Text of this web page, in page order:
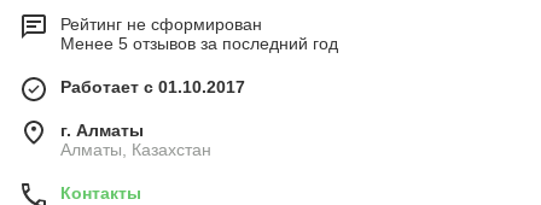
Рейтинг не сформирован
Менее 5 отзывов за последний год
Работает с 01.10.2017
г. Алматы
Алматы, Казахстан
Контакты